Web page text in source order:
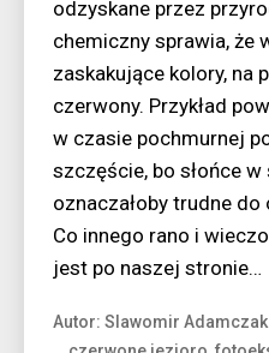
odzyskane przez
chemiczny sprawia, że
zaskakujące kolory, na
czerwony. Przykład
w czasie pochmurnej
szczęście, bo słońce
oznaczałoby trudne
Co innego rano i
jest po naszej stronie…
Autor: Slawomir Adamczak